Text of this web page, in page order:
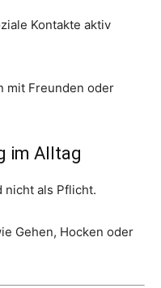
Kontakte aktiv
mit Freunden oder
im Alltag
nicht als Pflicht.
Gehen, Hocken oder